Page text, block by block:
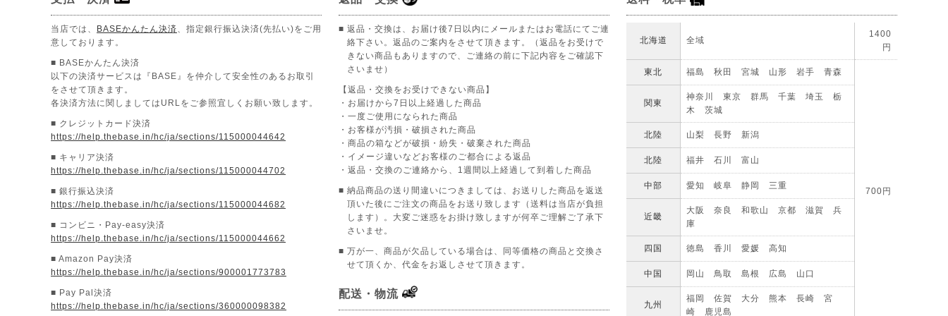
当店では、 BASEかんたん決済 、指定銀行振込決済(先払い)をご用
意しております。
■ BASEかんたん決済
以下の決済サービスは『BASE』を仲介して安全性のあるお取引
をさせて頂きます。
各決済方法に関しましてはURLをご参照宜しくお願い致します。
■ クレジットカード決済
https://help.thebase.in/hc/ja/sections/115000044642
■ キャリア決済
https://help.thebase.in/hc/ja/sections/115000044702
■ 銀行振込決済
https://help.thebase.in/hc/ja/sections/115000044682
■ コンビニ・Pay-easy決済
https://help.thebase.in/hc/ja/sections/115000044662
■ Amazon Pay決済
https://help.thebase.in/hc/ja/sections/900001773783
■ Pay Pal決済
https://help.thebase.in/hc/ja/sections/360000098382
■ 返品・交換は、お届け後7日以内にメールまたはお電話にてご連
絡下さい。返品のご案内をさせて頂きます。（返品をお受けで
きない商品もありますので、ご連絡の前に下記内容をご確認下
さいませ）
【返品・交換をお受けできない商品】
・お届けから7日以上経過した商品
・一度ご使用になられた商品
・お客様が汚損・破損された商品
・商品の箱などが破損・紛失・破棄された商品
・イメージ違いなどお客様のご都合による返品
・返品・交換のご連絡から、1週間以上経過して到着した商品
■ 納品商品の送り間違いにつきましては、お送りした商品を返送
頂いた後にご注文の商品をお送り致します（送料は当店が負担
します）。大変ご迷惑をお掛け致しますが何卒ご理解ご了承下
さいませ。
■ 万が一、商品が欠品している場合は、同等価格の商品と交換さ
せて頂くか、代金をお返しさせて頂きます。
配送・物流
北海道 全域
1400
円
東北 福島 秋田 宮城 山形 岩手 青森
700円
関東
神奈川 東京 群馬 千葉 埼玉 栃
木 茨城
北陸 山梨 長野 新潟
北陸 福井 石川 富山
中部 愛知 岐阜 静岡 三重
近畿
大阪 奈良 和歌山 京都 滋賀 兵
庫
四国 徳島 香川 愛媛 高知
中国 岡山 鳥取 島根 広島 山口
九州
福岡 佐賀 大分 熊本 長崎 宮
崎 鹿児島